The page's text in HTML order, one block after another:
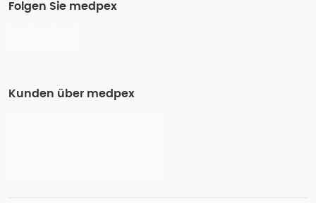
Folgen Sie medpex
Kunden über medpex